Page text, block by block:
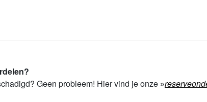
Geen probleem! Hier vind je onze »